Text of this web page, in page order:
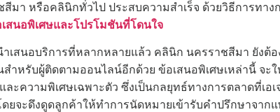
า หรือคลินิกทั่วไป ประสบความสำเร็จ ด้วยวิธีการทาง
สนอพิเศษและโปรโมชันที่โดนใจ
เสนอบริการที่หลากหลายแล้ว คลินิก นครราชสีมา ยังต้อ
ำหรับผู้ติดตามออนไลน์อีกด้วย ข้อเสนอพิเศษเหล่านี้ จะ
ละความพิเศษเฉพาะตัว ซึ่งเป็นกลยุทธ์ทางการตลาดที่เอ
ดยจะดึงดูดลูกค้าให้ทำการนัดหมายเข้ารับคำปรึกษาจากแ